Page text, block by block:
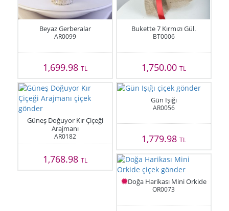
Beyaz Gerberalar
AR0099
1,699.98TL
Bukette 7 Kırmızı Gül.
BT0006
1,750.00 TL
Güneş Doğuyor Kır Çiçeği
Arajmanı
AR0182
1,768.98TL
Gün Işığı
AR0056
1,779.98 TL
Doğa Harikası Mini Orkide
OR0073